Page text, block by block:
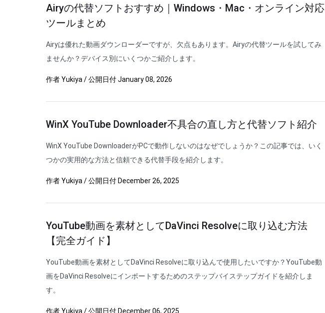
Airyの代替ソフトおすすめ｜Windows・Mac・オンライン対応
ツールまとめ
Airyは優れた動画ダウンローダーですが、欠点もあります。Airyの代替ツールを試してみ
ませんか？デバイス別にいくつかご紹介します。
作者Yukiya /公開日付January 08, 2026
WinX YouTube Downloader不具合の直し方と代替ソフト紹介
WinX YouTube DownloaderがPCで動作しないのはなぜでしょうか？この記事では、いく
つかの実用的な方法と信頼できる代替手段を紹介します。
作者Yukiya /公開日付 December 26, 2025
YouTube動画を素材としてDaVinci Resolveに取り込む方法
【完全ガイド】
YouTube動画を素材としてDaVinci Resolveに取り込んで使用したいですか？YouTube動
画をDaVinci Resolveにインポートするためのステップバイステップガイドを紹介しま
す。
作者Yukiya /公開日付 December 06, 2025